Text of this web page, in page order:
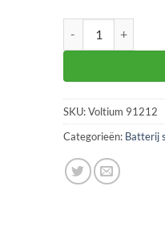
SKU:Voltium 91212
Categorieën: Batterij